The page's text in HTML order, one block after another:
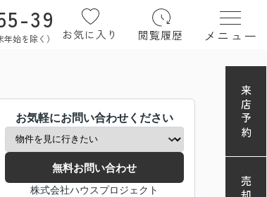
39
始を除く） お気に入り 閲覧履歴 メニュー
お気軽にお問い合わせください
無料お問い合わせ
株式会社ハウスプロジェクト
来店予約